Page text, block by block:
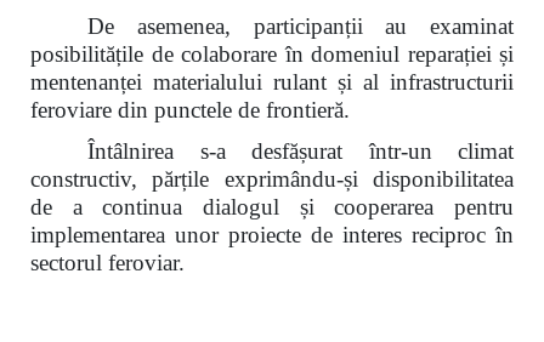
De asemenea, participanții au examinat
posibilitățile de colaborare în domeniul reparației și
mentenanței materialului rulant și al infrastructurii
feroviare din punctele de frontieră.
Întâlnirea s-a desfășurat într-un climat
constructiv, părțile exprimându-și disponibilitatea
de a continua dialogul și cooperarea pentru
implementarea unor proiecte de interes reciproc în
sectorul feroviar.